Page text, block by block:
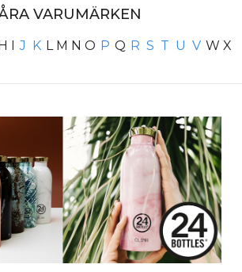
VARUMÄRKEN
I J K L M N O P Q R S T U V W X